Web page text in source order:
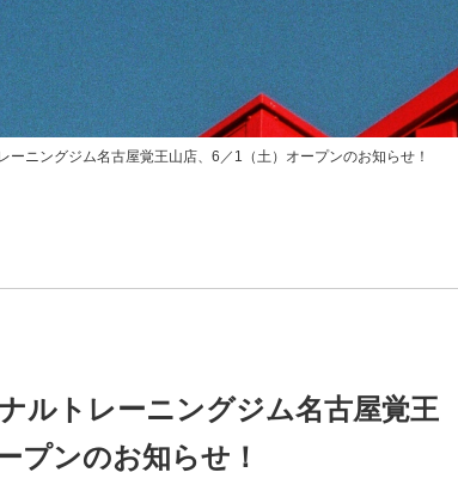
ーニングジム名古屋覚王山店、6／1（土）オープンのお知らせ！
ルトレーニングジム名古屋覚王
プンのお知らせ！